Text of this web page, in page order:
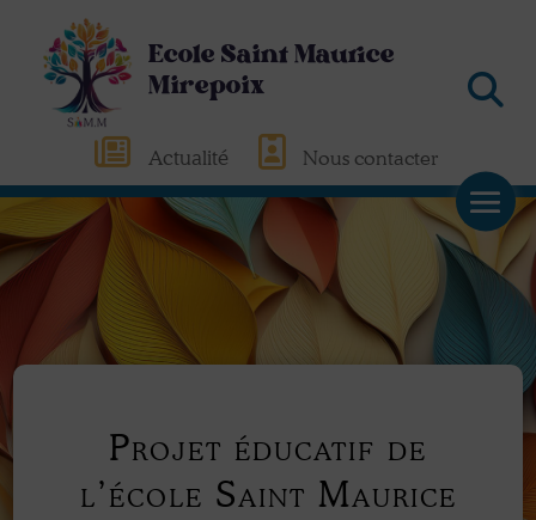
Ecole Saint Maurice
Mirepoix
Actualité Nous contacter
Projet éducatif de
l’école Saint Maurice